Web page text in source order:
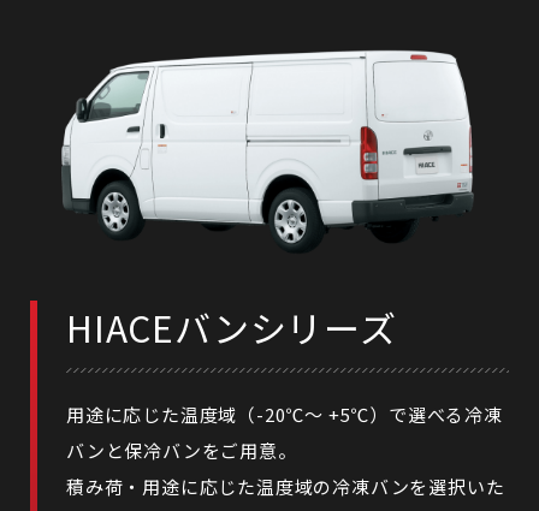
HIACEバンシリーズ
用途に応じた温度域（-20℃～ +5℃）で選べる冷凍
バンと保冷バンをご用意。
積み荷・用途に応じた温度域の冷凍バンを選択いた